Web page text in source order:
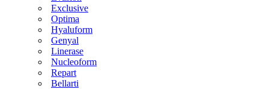
Exclusive
Optima
Hyaluform
Genyal
Linerase
Nucleoform
Repart
Bellarti